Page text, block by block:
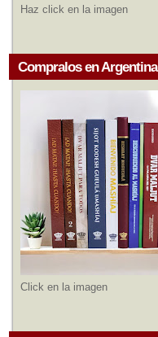
Haz click en la imagen
Compralos en Argentina
Click en la imagen